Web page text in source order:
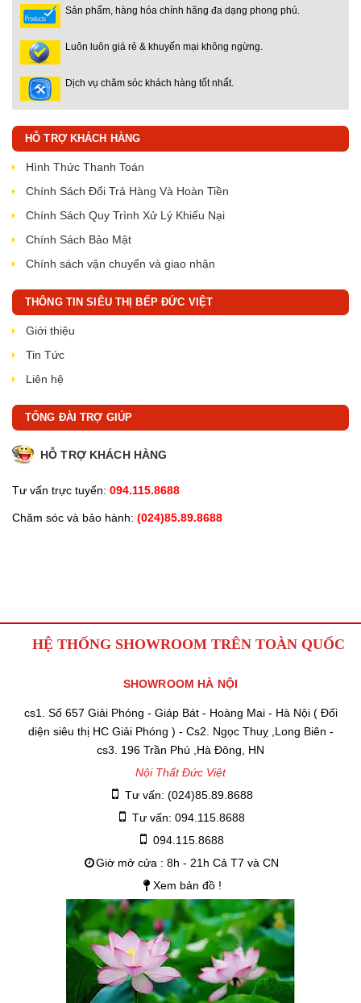
Sản phẩm, hàng hóa chính hãng đa dạng phong phú.
Luôn luôn giá rẻ & khuyến mại không ngừng.
Dịch vụ chăm sóc khách hàng tốt nhất.
HỖ TRỢ KHÁCH HÀNG
Hình Thức Thanh Toán
Chính Sách Đổi Trả Hàng Và Hoàn Tiền
Chính Sách Quy Trình Xử Lý Khiếu Nại
Chính Sách Bảo Mật
Chính sách vận chuyển và giao nhận
THÔNG TIN SIÊU THỊ BẾP ĐỨC VIỆT
Giới thiệu
Tin Tức
Liên hệ
TỔNG ĐÀI TRỢ GIÚP
HỖ TRỢ KHÁCH HÀNG
Tư vấn trực tuyến: 094.115.8688
Chăm sóc và bảo hành: (024)85.89.8688
HỆ THỐNG SHOWROOM TRÊN TOÀN QUỐC
SHOWROOM HÀ NỘI
cs1. Số 657 Giải Phóng - Giáp Bát - Hoàng Mai - Hà Nội ( Đối
diện siêu thị HC Giải Phóng ) - Cs2. Ngọc Thuỵ ,Long Biên -
cs3. 196 Trần Phú ,Hà Đông, HN
Nội Thất Đức Việt
Tư vấn: (024)85.89.8688
Tư vấn: 094.115.8688
094.115.8688
Giờ mở cửa : 8h - 21h Cả T7 và CN
Xem bản đồ !